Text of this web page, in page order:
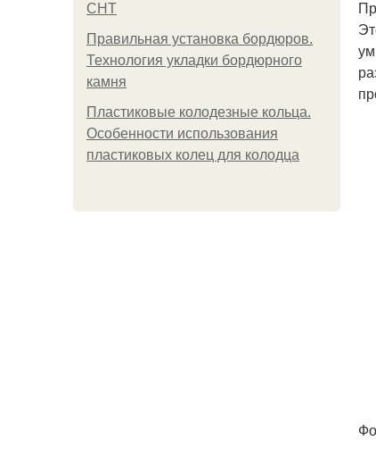
СНТ
Правильная установка бордюров.
Технология укладки бордюрного
камня
Пластиковые колодезные кольца.
Особенности использования
пластиковых колец для колодца